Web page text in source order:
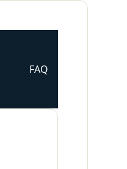
FAQ